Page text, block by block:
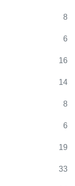
8
6
16
14
8
6
19
33